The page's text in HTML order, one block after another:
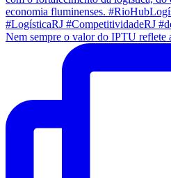
Nem sempre o valor do IPTU reflete